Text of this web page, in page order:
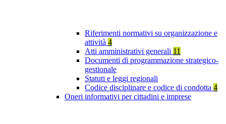
Riferimenti normativi su organizzazione e
attività 4
Atti amministrativi generali 11
Documenti di programmazione strategico-
gestionale
Statuti e leggi regionali
Codice disciplinare e codice di condotta 4
Oneri informativi per cittadini e imprese